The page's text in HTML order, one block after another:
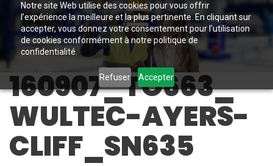
Notre site Web utilise des cookies pour vous offrir
l’expérience la meilleure et la plus pertinente. En cliquant sur
accepter, vous donnez votre consentement pour l’utilisation
de cookies conformément à notre politique de
confidentialité.
Refuser Accepter
160907_TO663_
WULTEC-AYERS-
CLIFF_SN635